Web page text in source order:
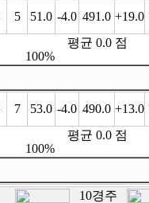
5 51.0 -4.0 491.0 +19.0
100%
평균 0.0 점
7 53.0 -4.0 490.0 +13.0
100%
평균 0.0 점
10경주